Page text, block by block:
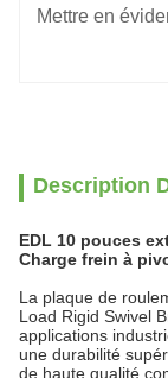
Mettre en
Description
EDL 10 pouces
Charge frein à
La plaque de
Load Rigid Swivel
applications
une durabilité
de haute qualité